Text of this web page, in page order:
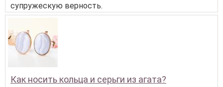
супружескую верность.
Как носить кольца и серьги из агата?